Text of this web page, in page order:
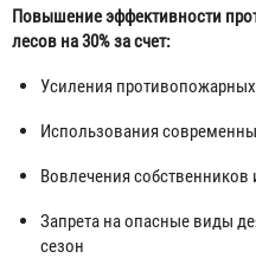
Повышение эффективности
лесов на 30% за счет:
Усиления
Использования
Вовлечения
Запрета на опасные виды
сезон